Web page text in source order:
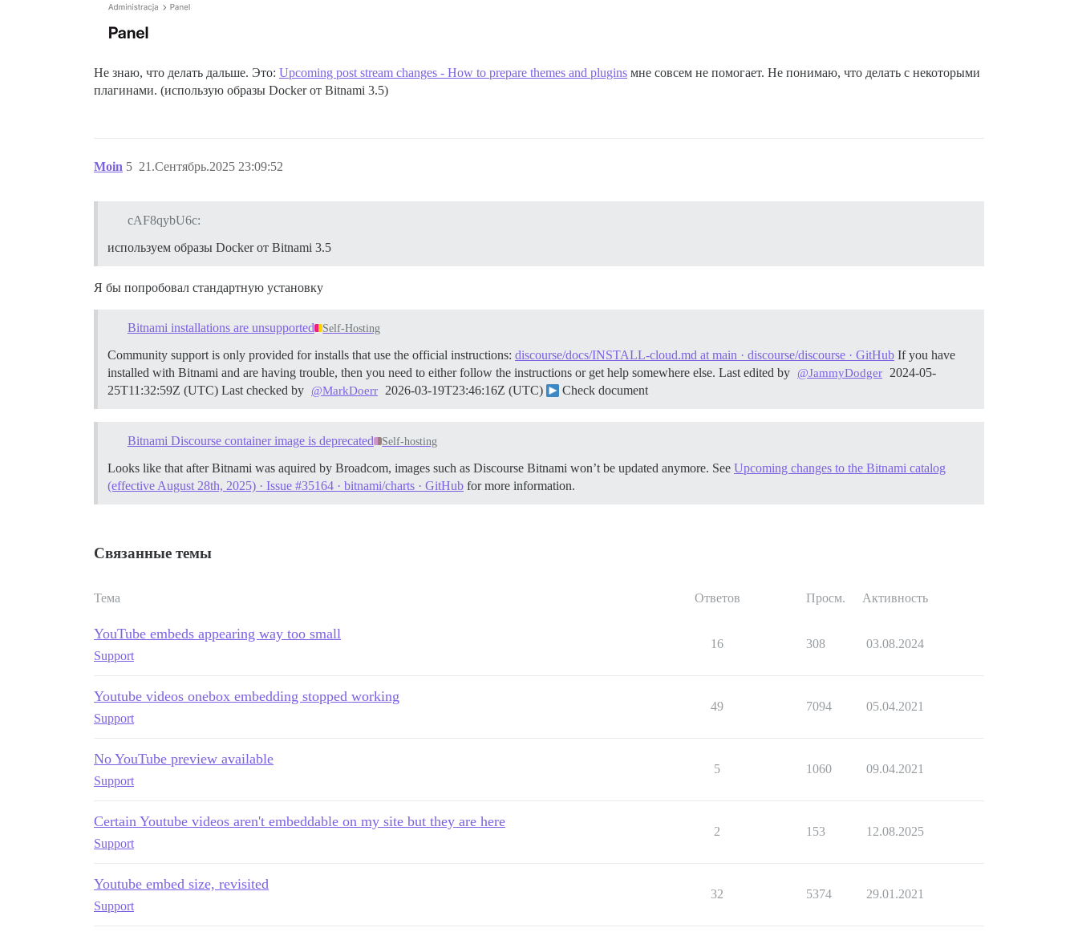
Не знаю, что делать дальше. Это: Upcoming post stream changes - How to prepare themes and plugins мне совсем не помогает. Не понимаю, что делать с некоторыми
плагинами. (использую образы Docker от Bitnami 3.5)
Moin 21.Сентябрь.2025 23:09:52
5
cAF8qybU6c:
используем образы Docker от Bitnami 3.5
Я бы попробовал стандартную установку
Bitnami installations are unsupported Self-Hosting
Community support is only provided for installs that use the official instructions: discourse/docs/INSTALL-cloud.md at main · discourse/discourse · GitHub If you have
installed with Bitnami and are having trouble, then you need to either follow the instructions or get help somewhere else. Last edited by @JammyDodger 2024-05-
25T11:32:59Z (UTC) Last checked by @MarkDoerr 2026-03-19T23:46:16Z (UTC) Check document
Bitnami Discourse container image is deprecated Self-hosting
Looks like that after Bitnami was aquired by Broadcom, images such as Discourse Bitnami won’t be updated anymore. See Upcoming changes to the Bitnami catalog
(effective August 28th, 2025) · Issue #35164 · bitnami/charts · GitHub for more information.
Связанные темы
Тема Ответов Просм. Активность
YouTube embeds appearing way too small
Support
16 308 03.08.2024
Youtube videos onebox embedding stopped working
Support
49 7094 05.04.2021
No YouTube preview available
Support
5 1060 09.04.2021
Certain Youtube videos aren't embeddable on my site but they are here
Support
2 153 12.08.2025
Youtube embed size, revisited
Support
32 5374 29.01.2021